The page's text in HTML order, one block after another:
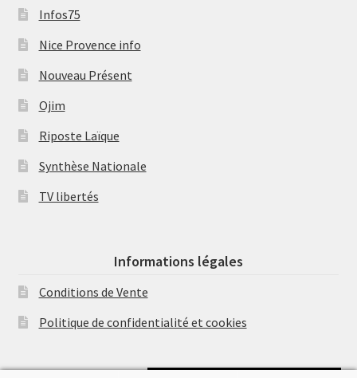
Infos75
Nice Provence info
Nouveau Présent
Ojim
Riposte Laïque
Synthèse Nationale
TV libertés
Informations légales
Conditions de Vente
Politique de confidentialité et cookies